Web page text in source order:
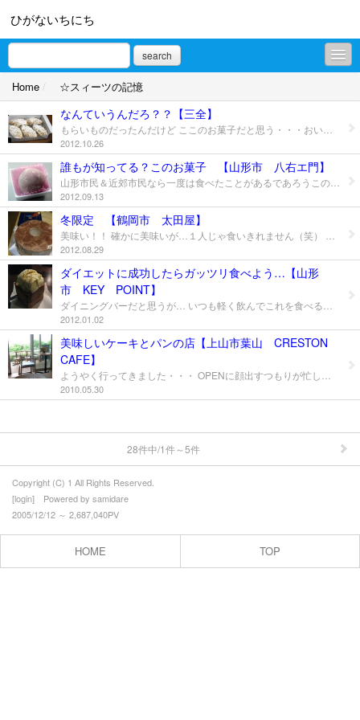
ひがないちにち
search
徒然な記憶
放浪の記憶
⇒ ハワイの記憶
⇒ イタリアの記憶
⇒ ペルーの記憶
⇒ サイパンの記憶
⇒ タイの記憶
⇒ 台湾の記憶
⇒ 北海道の記憶
⇒ 沖縄の記憶
⇒ 屋台の記憶（福岡）
⇒坂の町の記憶(長崎)
⇒ おでかけの記憶（県内）
Home / ☆スィーツの記憶
なんていうんだろ？？【三全】
2012.10.26
誰もが知ってる？このお菓子 【山形市 八右エ門】
2012.09.13
冬限定 【鶴岡市 太田屋】
2012.08.29
ダイエットに成功したらガッツリ食べよう…【山形
市 KEY POINT】
2012.01.02
美味しいケーキとパンの店【上山市葉山 CRESTON
CAFE】
2010.05.30
28件中/1件～5件
Copyright (C) 1 All Rights Reserved.
[login] Powered by samidare
2005/12/12 ～ 2,687,040PV
HOME TOP